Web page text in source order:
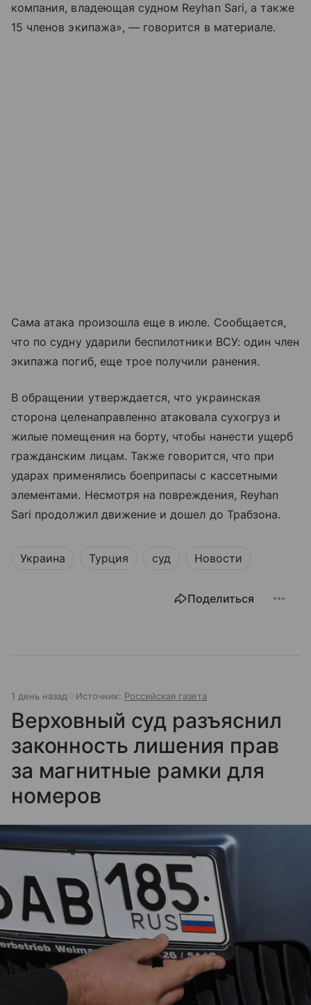
компания, владеющая судном Reyhan Sari, а также
15 членов экипажа», — говорится в материале.
Сама атака произошла еще в июле. Сообщается,
что по судну ударили беспилотники ВСУ: один член
экипажа погиб, еще трое получили ранения.
В обращении утверждается, что украинская
сторона целенаправленно атаковала сухогруз и
жилые помещения на борту, чтобы нанести ущерб
гражданским лицам. Также говорится, что при
ударах применялись боеприпасы с кассетными
элементами. Несмотря на повреждения, Reyhan
Sari продолжил движение и дошел до Трабзона.
Украина Турция суд Новости
Поделиться
1 день назад Источник: Российская газета
Верховный суд разъяснил
законность лишения прав
за магнитные рамки для
номеров